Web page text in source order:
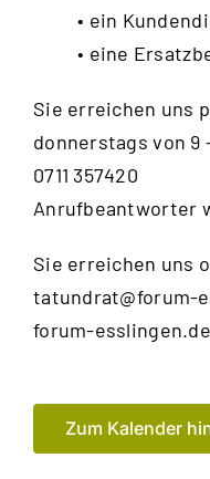
• ein
• eine
Sie erreichen uns
donnerstags von 9
0711 357420
Anrufbeantworter
Sie erreichen uns
tatundrat@forum-
forum-esslingen.de
Zum Kalender